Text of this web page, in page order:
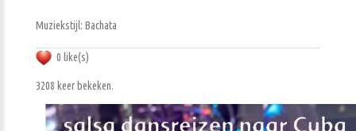
Muziekstijl: Bachata
0 like(s)
3208 keer bekeken.